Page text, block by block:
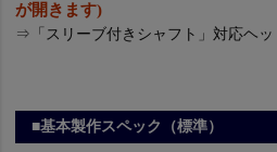
が開きます)
⇒ 「スリーブ付きシャフト」対応ヘ
■基本製作スペック（標準）